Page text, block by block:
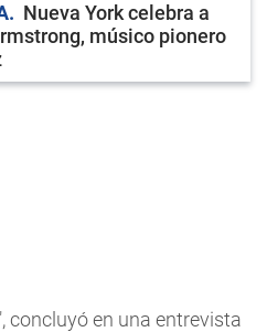
Nueva York celebra a
músico pionero
concluyó en una entrevista